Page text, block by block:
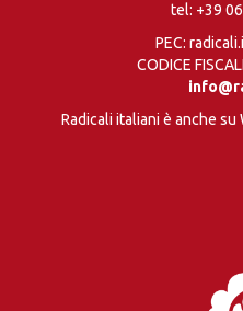
tel: +39
PEC:
CODICE
Radicali italiani è anche su